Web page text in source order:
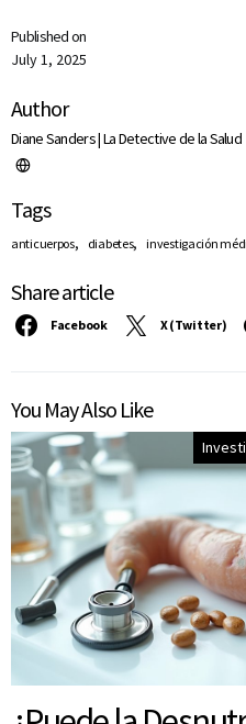
Published on
July 1, 2025
Author
Diane Sanders | La Detective de la Salud
Tags
anticuerpos, diabetes, investigación
Share article
Facebook X (Twitter)
You May Also Like